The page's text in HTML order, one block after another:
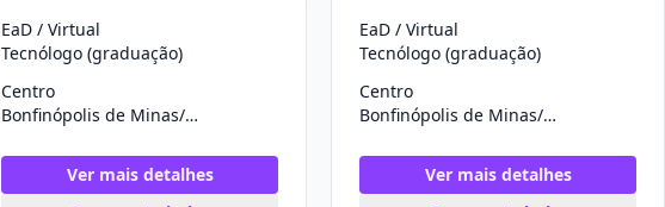
EaD / Virtual
Tecnólogo (graduação)
Centro
Bonfinópolis de Minas/MG
Ver mais detalhes
EaD / Virtual
Tecnólogo (graduação)
Centro
Bonfinópolis de Minas/MG
Ver mais detalhes